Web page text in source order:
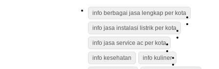
info berbagai jasa lengkap per kota
info jasa instalasi listrik per kota
info jasa service ac per kota
info kesehatan info kuliner